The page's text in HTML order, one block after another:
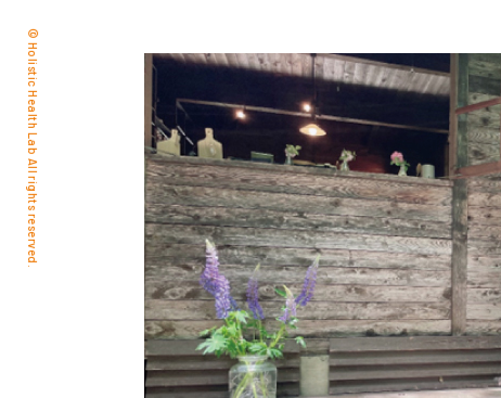
© Holistic Health Lab All rights reserved.